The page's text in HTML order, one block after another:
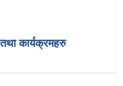
कार्यक्रमहरु